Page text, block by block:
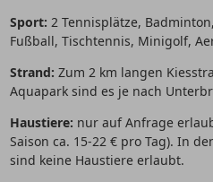
Sport: 2 Tennisplätze,
Fußball, Tischtennis, Minigolf,
Strand: Zum 2 km langen
Aquapark sind es je nach
Haustiere: nur auf Anfrage
Saison ca. 15-22 € pro Tag). In
sind keine Haustiere erlaubt.